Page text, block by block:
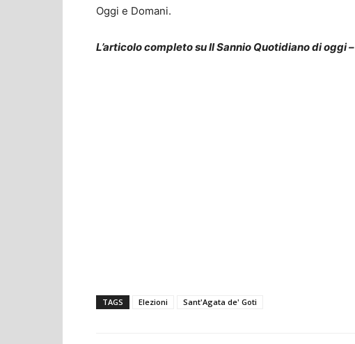
Oggi e Domani.
L’articolo completo su Il Sannio Quotidiano di oggi –
TAGS Elezioni Sant'Agata de' Goti